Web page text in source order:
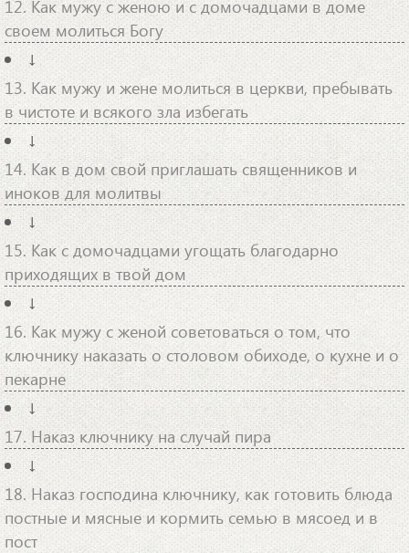
12. Как мужу с женою и с домочадцами в доме
своем молиться Богу
↓
13. Как мужу и жене молиться в церкви, пребывать
в чистоте и всякого зла избегать
↓
14. Как в дом свой приглашать священников и
иноков для молитвы
↓
15. Как с домочадцами угощать благодарно
приходящих в твой дом
↓
16. Как мужу с женой советоваться о том, что
ключнику наказать о столовом обиходе, о кухне и о
пекарне
↓
17. Наказ ключнику на случай пира
↓
18. Наказ господина ключнику, как готовить блюда
постные и мясные и кормить семью в мясоед и в
пост